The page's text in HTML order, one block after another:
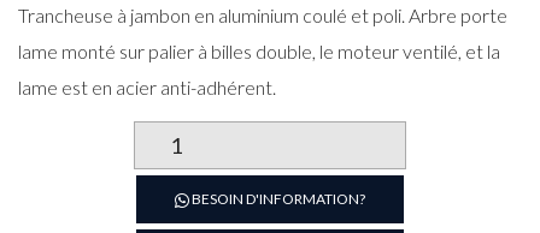
Trancheuse à jambon en aluminium coulé et poli. Arbre porte
lame monté sur palier à billes double, le moteur ventilé, et la
lame est en acier anti-adhérent.
de
Trancheuse
à
BESOIN D'INFORMATION?